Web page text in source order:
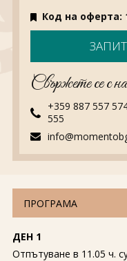
Код на оферта:
Свържете се с
+359 887 557
555
ПРОГРАМА
ДЕН 1
Отпътуване в 11.05 ч.